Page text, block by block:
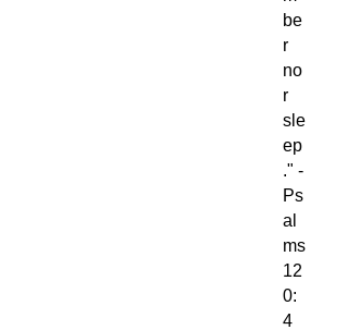
be
r
no
r
sle
ep
." -
Ps
al
ms
12
0:
4